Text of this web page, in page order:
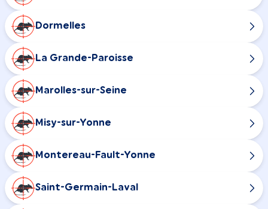
Dormelles
La Grande-Paroisse
Marolles-sur-Seine
Misy-sur-Yonne
Montereau-Fault-Yonne
Saint-Germain-Laval